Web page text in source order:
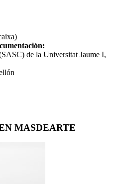
de la Universitat Jaume I,
MASDEARTE